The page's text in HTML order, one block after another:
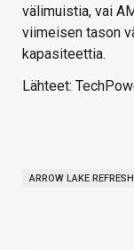
välimuistia, vai
viimeisen tason
kapasiteettia.
Lähteet:
ARROW LAKE REFRESH